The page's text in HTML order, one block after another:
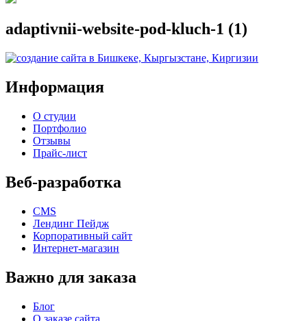
adaptivnii-website-pod-kluch-1 (1)
Информация
О студии
Портфолио
Отзывы
Прайс-лист
Веб-разработка
CMS
Лендинг Пейдж
Корпоративный сайт
Интернет-магазин
Важно для заказа
Блог
О заказе сайта